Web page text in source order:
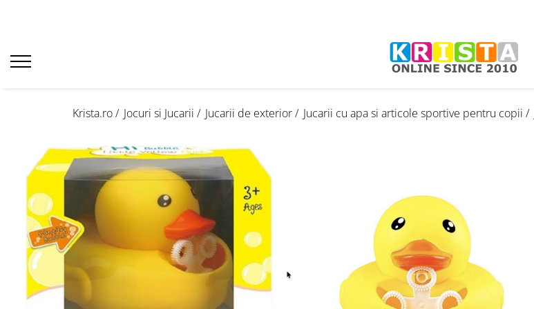
Krista.ro / Jocuri si Jucarii / Jucarii de exterior / Jucarii cu apa si articole sportive pentru copii /